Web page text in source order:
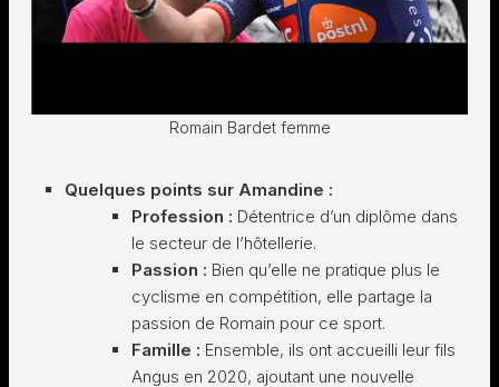
Romain Bardet femme
Quelques points sur Amandine :
Profession : Détentrice d’un diplôme dans
le secteur de l’hôtellerie.
Passion : Bien qu’elle ne pratique plus le
cyclisme en compétition, elle partage la
passion de Romain pour ce sport.
Famille : Ensemble, ils ont accueilli leur fils
Angus en 2020, ajoutant une nouvelle